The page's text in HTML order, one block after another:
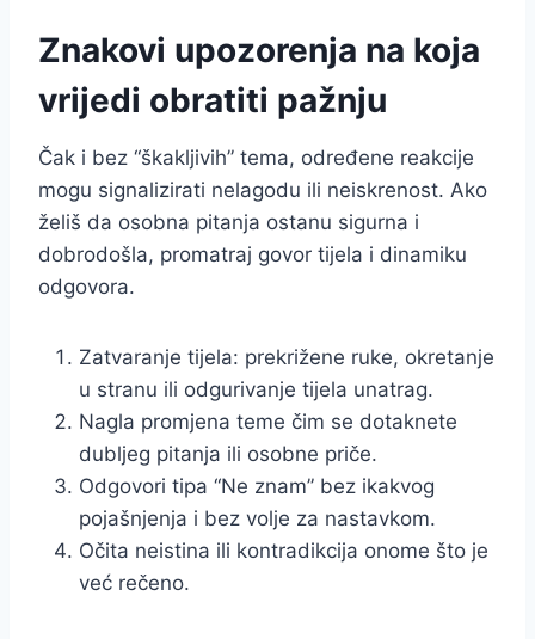
Znakovi upozorenja na koja
vrijedi obratiti pažnju
Čak i bez “škakljivih” tema, određene reakcije
mogu signalizirati nelagodu ili neiskrenost. Ako
želiš da osobna pitanja ostanu sigurna i
dobrodošla, promatraj govor tijela i dinamiku
odgovora.
Zatvaranje tijela: prekrižene ruke, okretanje
u stranu ili odgurivanje tijela unatrag.
Nagla promjena teme čim se dotaknete
dubljeg pitanja ili osobne priče.
Odgovori tipa “Ne znam” bez ikakvog
pojašnjenja i bez volje za nastavkom.
Očita neistina ili kontradikcija onome što je
već rečeno.